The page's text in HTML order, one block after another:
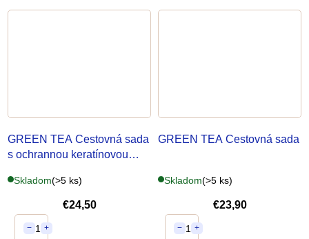
GREEN TEA Cestovná sada
s ochrannou keratínovou
Skladom(>5 ks)
€24,50
− 1 +
GREEN TEA Cestovná sada
Skladom(>5 ks)
€23,90
− 1 +